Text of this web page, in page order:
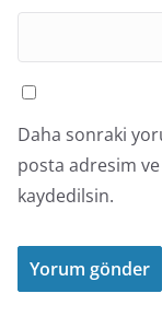
Daha sonraki
posta adresim
kaydedilsin.